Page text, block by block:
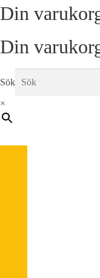
Din
Din
Sök
×